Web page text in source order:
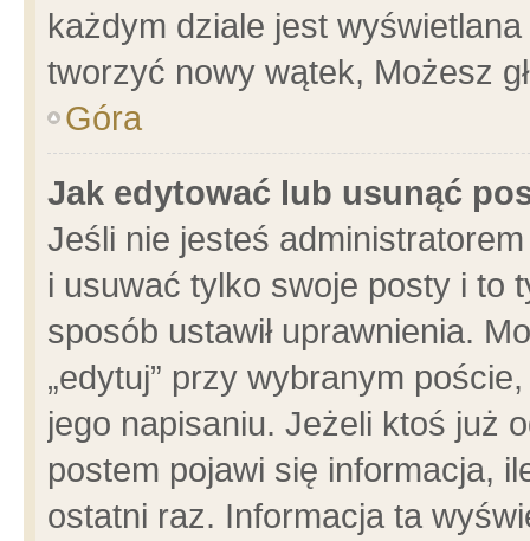
każdym dziale jest
tworzyć nowy wątek, Możesz
Góra
Jak edytować lub usunąć
Jeśli nie jesteś
i usuwać tylko swoje posty i to
sposób ustawił uprawnienia.
„edytuj” przy wybranym
jego napisaniu. Jeżeli ktoś już
postem pojawi się informacja,
ostatni raz. Informacja ta